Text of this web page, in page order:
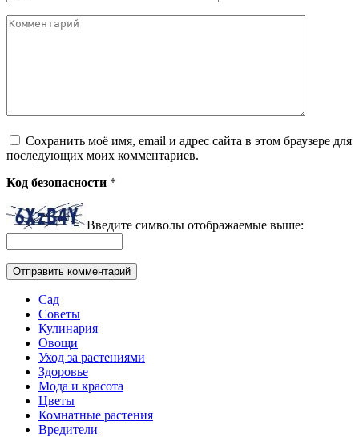
Комментарий
Сохранить моё имя, email и адрес сайта в этом браузере для
последующих моих комментариев.
Код безопасности *
Введите символы отображаемые выше:
Сад
Советы
Кулинария
Овощи
Уход за растениями
Здоровье
Мода и красота
Цветы
Комнатные растения
Вредители